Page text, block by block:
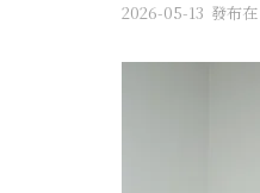
2026-05-13 發布在